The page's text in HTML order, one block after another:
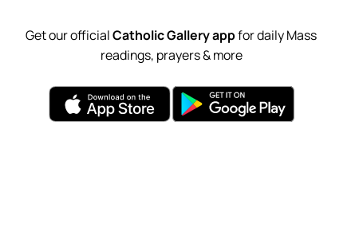
Get our officialCatholic Gallery appfor daily Mass
readings, prayers & more